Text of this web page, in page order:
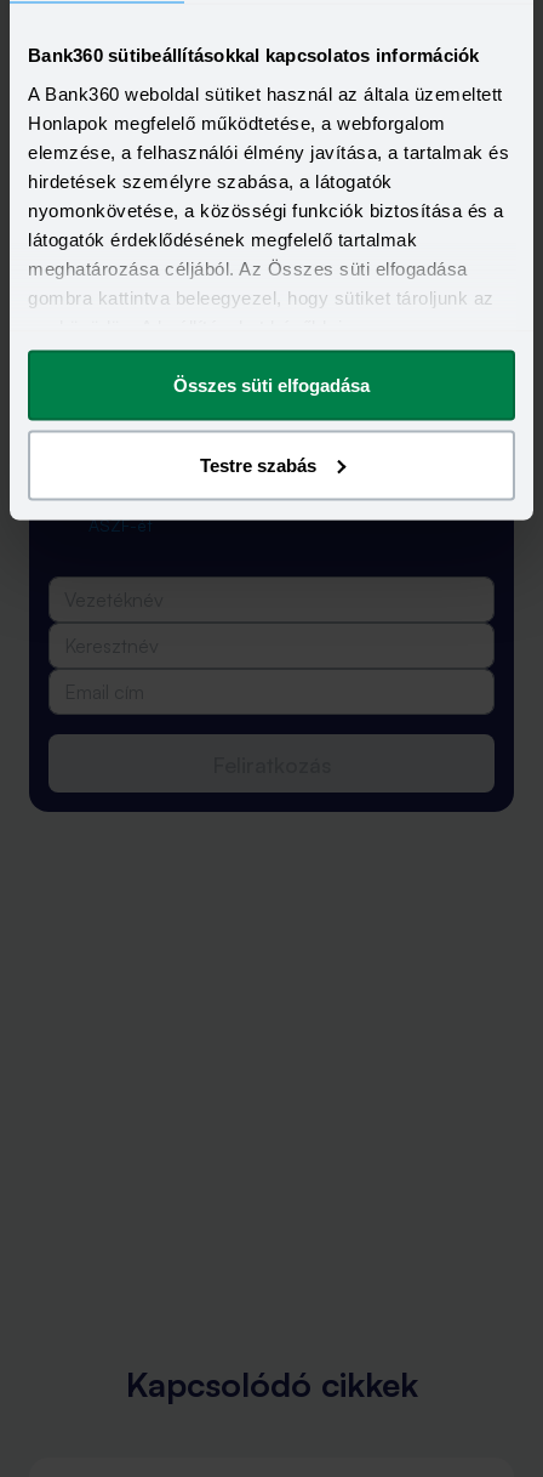
Bank360 sütibeállításokkal kapcsolatos információk
A Bank360 weboldal sütiket használ az általa üzemeltett
Honlapok megfelelő működtetése, a webforgalom
elemzése, a felhasználói élmény javítása, a tartalmak és
hirdetések személyre szabása, a látogatók
nyomonkövetése, a közösségi funkciók biztosítása és a
látogatók érdeklődésének megfelelő tartalmak
meghatározása céljából. Az Összes süti elfogadása
gombra kattintva beleegyezel, hogy sütiket tároljunk az
megváltoztathatod.
Összes süti elfogadása
Testre szabás
fizetni.
Promóció
Kapcsolódó címkék
LAKÁSHITEL FOGYASZTÓBARÁT LAKÁSHITEL KAMATPERIÓDUS
A legfrissebb újdonságok
egyenesen a postaládádba!
Elolvastam és elfogadom a Bank360
Csoport Adatkezelési szabályzatát és
ÁSZF-ét
Kapcsolódó cikkek